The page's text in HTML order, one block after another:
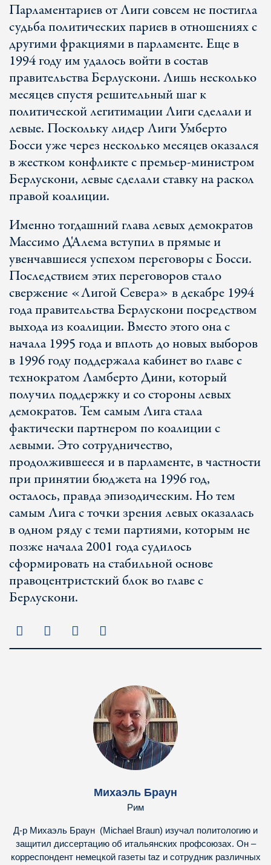
Парламентариев от Лиги совсем не постигла
судьба политических париев в отношениях с
другими фракциями в парламенте. Еще в
1994 году им удалось войти в состав
правительства Берлускони. Лишь несколько
месяцев спустя решительный шаг к
политической легитимации Лиги сделали и
левые. Поскольку лидер Лиги Умберто
Босси уже через несколько месяцев оказался
в жестком конфликте с премьер-министром
Берлускони, левые сделали ставку на раскол
правой коалиции.
Именно тогдашний глава левых демократов
Массимо Д'Алема вступил в прямые и
увенчавшиеся успехом переговоры с Босси.
Последствием этих переговоров стало
свержение «Лигой Севера» в декабре 1994
года правительства Берлускони посредством
выхода из коалиции. Вместо этого она с
начала 1995 года и вплоть до новых выборов
в 1996 году поддержала кабинет во главе с
технократом Ламберто Дини, который
получил поддержку и со стороны левых
демократов. Тем самым Лига стала
фактически партнером по коалиции с
левыми. Это сотрудничество,
продолжившееся и в парламенте, в частности
при принятии бюджета на 1996 год,
осталось, правда эпизодическим. Но тем
самым Лига с точки зрения левых оказалась
в одном ряду с теми партиями, которым не
позже начала 2001 года судилось
сформировать на стабильной основе
правоцентристский блок во главе с
Берлускони.
Михаэль Браун
Рим
Д-р Михаэль Браун (Michael Braun) изучал политологию и
защитил диссертацию об итальянских профсоюзах. Он –
корреспондент немецкой газеты taz и сотрудник различных